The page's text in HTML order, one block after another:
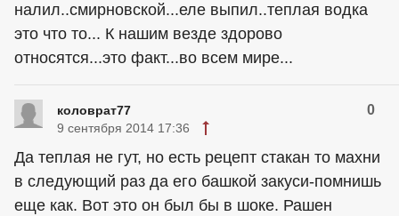
налил..смирновской...еле выпил..теплая водка
это что то... К нашим везде здорово
относятся...это факт...во всем мире...
коловрат77 0
9 сентября 2014 17:36
Да теплая не гут, но есть рецепт стакан то махни
в следующий раз да его башкой закуси-помнишь
еще как. Вот это он был бы в шоке. Рашен